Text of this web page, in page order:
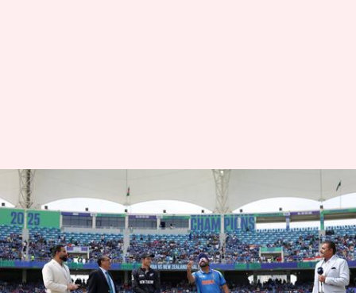
CT 2025 இறுதிப்போட்டி:
டாஸ் வென்றது
நியூசிலாந்து; இந்தியா
முதலில் பந்துவீச்சு
எழுதியவர் Mar 09, 2025 02:13 pm